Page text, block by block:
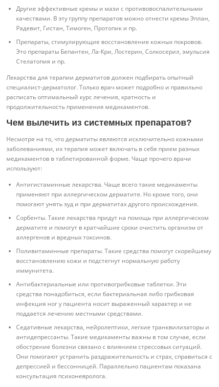
Другие эффективные кремы и мази с противовоспалительными
качествами. В эту группу препаратов можно отнести кремы Эплан,
Радевит, Гистан, Тимоген, Протопик и пр.
Препараты, стимулирующие восстановление кожных покровов.
Это препараты Бепантен, Ла-Кри, Лостерин, Солкосерил, эмульсия
Стелатопия и пр.
Лекарства для терапии дерматитов должен подбирать опытный
специалист-дерматолог. Только врач может подробно и правильно
расписать оптимальный курс лечения, кратность и
продолжительность применения медикаментов.
Чем вылечить из системных препаратов?
Несмотря на то, что дерматиты являются исключительно кожными
заболеваниями, их терапия может включать в себя прием разных
медикаментов в таблетированной форме. Чаще прочего врачи
используют:
Антигистаминные лекарства. Чаще всего такие медикаменты
применяют при аллергическом дерматите. Но кроме того, они
помогают унять зуд и при дерматитах другого происхождения.
Сорбенты. Такие лекарства придут на помощь при аллергическом
дерматите и помогут в кратчайшие сроки очистить организм от
аллергенов и вредных токсинов.
Поливитаминные препараты. Такие средства помогут скорейшему
восстановлению кожи и подстегнут нормальную работу
иммунитета.
Антибактериальные или противогрибковые таблетки. Эти
средства понадобиться, если бактериальная либо грибковая
инфекция ног у пациента носит выраженный характер и не
поддается лечению местными средствами.
Седативные лекарства, нейролептики, легкие транквилизаторы и
антидепрессанты. Такие медикаменты важны в том случае, если
обострение болезни связано с влиянием стрессовых ситуаций.
Они помогают устранить раздражительность и страх, справиться с
депрессией и бессонницей. Параллельно пациентам показана
консультация психоневролога.